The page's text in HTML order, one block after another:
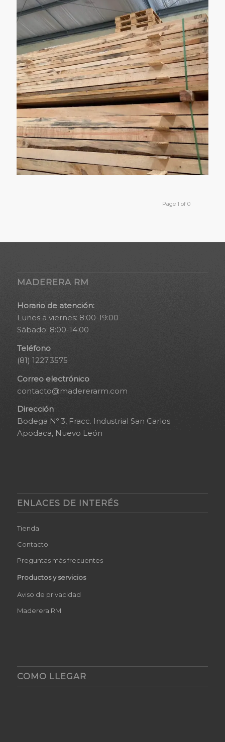
Page 1 of 0
MADERERA RM
Horario de atención:
Lunes a viernes: 8:00-19:00
Sábado: 8:00-14:00
Teléfono
(81) 1227.3575
Correo electrónico
contacto@madererarm.com
Dirección
Bodega Nº 3, Fracc. Industrial San Carlos
Apodaca, Nuevo León
ENLACES DE INTERÉS
Tienda
Contacto
Preguntas más frecuentes
Productos y servicios
Aviso de privacidad
Maderera RM
COMO LLEGAR